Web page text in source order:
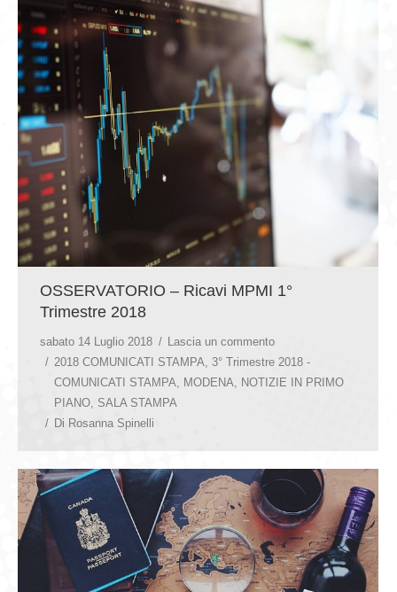
OSSERVATORIO – Ricavi MPMI 1°
Trimestre 2018
sabato 14 Luglio 2018
Lascia un commento
2018 COMUNICATI STAMPA
3° Trimestre 2018 -
COMUNICATI STAMPA
MODENA
NOTIZIE IN PRIMO
PIANO SALA STAMPA
Di Rosanna Spinelli